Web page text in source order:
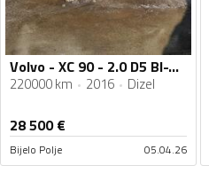
Volvo - XC 90 - 2.0 D5 BI-TURBO
220000 km 2016 Dizel
28 500€
Bijelo Polje 05.04.26